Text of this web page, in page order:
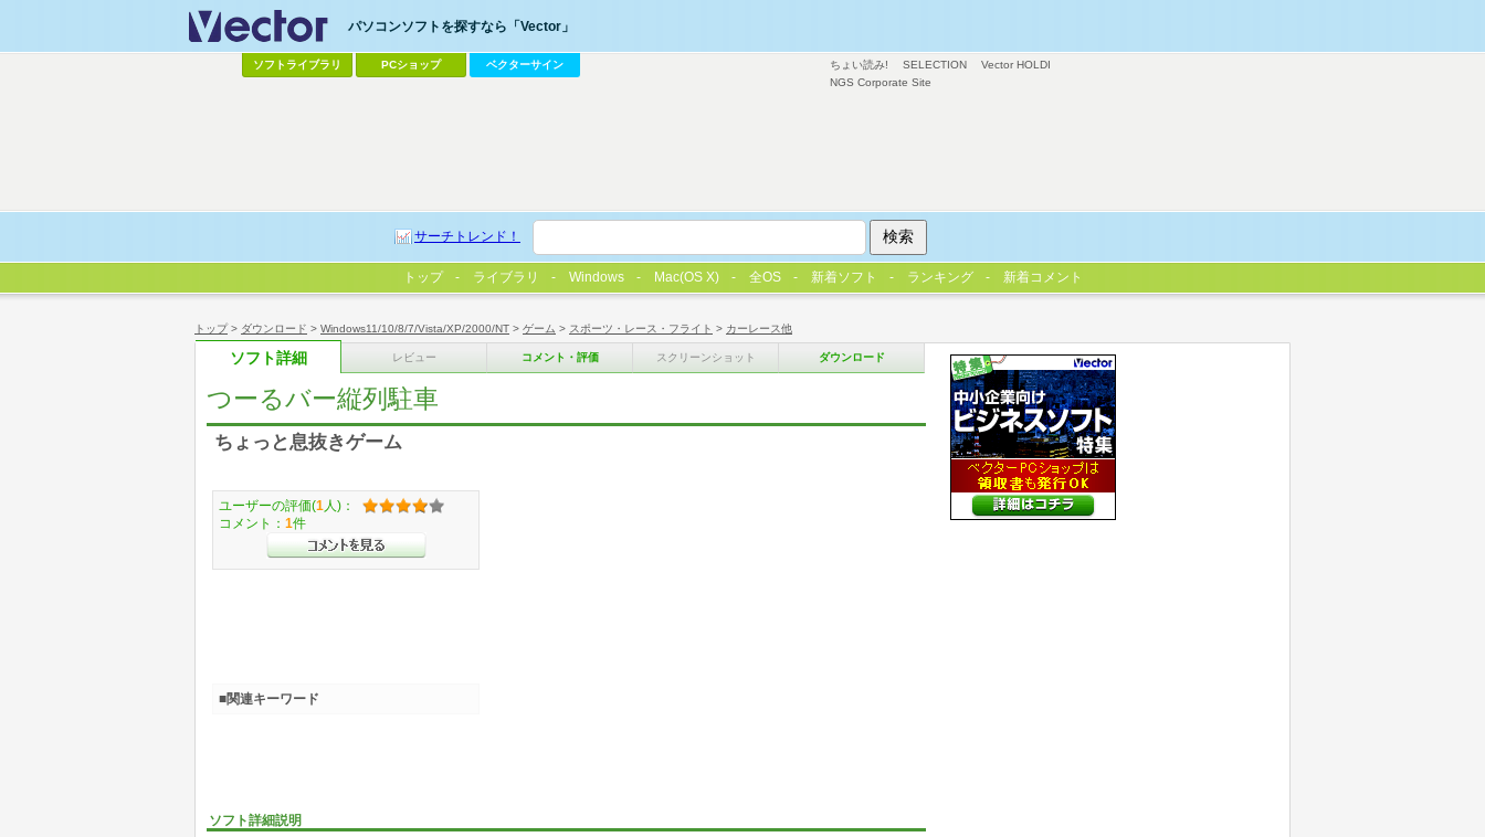
トップ> ダウンロード > Windows11/10/8/7/Vista/XP/2000/NT > ゲーム > スポーツ・レース・フライト > カーレース他
ソフト詳細 レビュー コメント・評価 スクリーンショット ダウンロード
つーるバー縦列駐車
ちょっと息抜きゲーム
ソフト詳細説明
ユーザーの評価(1 人)：
コメント： 1件
■関連キーワード
ちょい読み! SELECTION
Vector HOLDI
NGS Corporate Site
パソコンソフトを探すなら「Vector」
ソフトライブラリ PCショップ ベクターサイン
サーチトレンド！
トップ ライブラリ Windows Mac(OS X) 全OS 新着ソフト ランキング 新着コメント